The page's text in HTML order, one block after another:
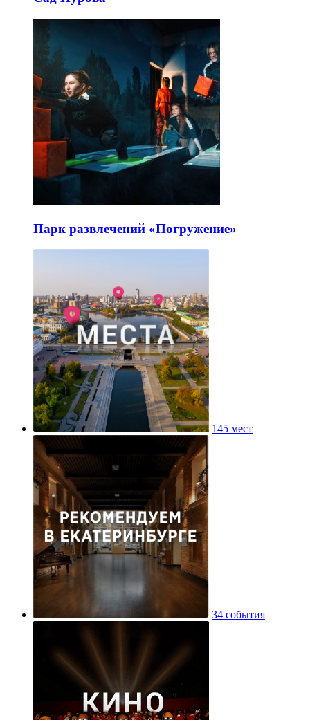
Парк развлечений «Погружение»
145 мест
34 события